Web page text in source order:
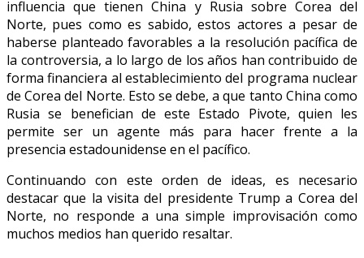
influencia que tienen China y Rusia sobre Corea del
Norte, pues como es sabido, estos actores a pesar de
haberse planteado favorables a la resolución pacífica de
la controversia, a lo largo de los años han contribuido de
forma financiera al establecimiento del programa nuclear
de Corea del Norte. Esto se debe, a que tanto China como
Rusia se benefician de este Estado Pivote, quien les
permite ser un agente más para hacer frente a la
presencia estadounidense en el pacífico.
Continuando con este orden de ideas, es necesario
destacar que la visita del presidente Trump a Corea del
Norte, no responde a una simple improvisación como
muchos medios han querido resaltar.